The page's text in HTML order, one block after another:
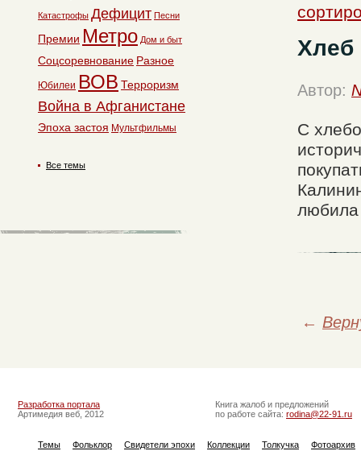
Автор:
С
любила
←
Катастрофы Дефицит Песни
Премии Метро Дом и быт
Соцсоревнование Разное
Юбилеи ВОВ Терроризм
Война в Афганистане
Эпоха застоя Мультфильмы
Все темы
Разработка портала
Артимедия веб, 2012
Книга жалоб и предложений
по работе сайта: rodina@22-91.ru
Темы Фольклор Свидетели эпохи Коллекции Толкучка Фотоархив